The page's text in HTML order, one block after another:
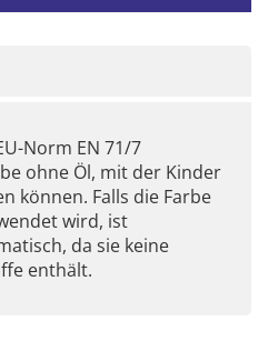
Norm EN 71/7
ohne Öl, mit der Kinder
können. Falls die Farbe
wird, ist
da sie keine
enthält.